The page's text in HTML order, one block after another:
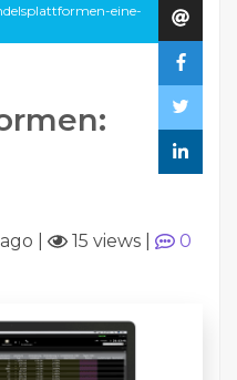
eine-
15 views
0